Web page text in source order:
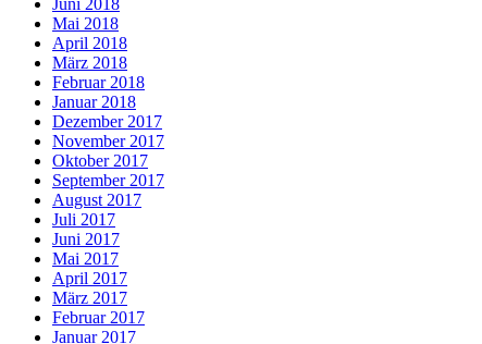
Juni 2018
Mai 2018
April 2018
März 2018
Februar 2018
Januar 2018
Dezember 2017
November 2017
Oktober 2017
September 2017
August 2017
Juli 2017
Juni 2017
Mai 2017
April 2017
März 2017
Februar 2017
Januar 2017